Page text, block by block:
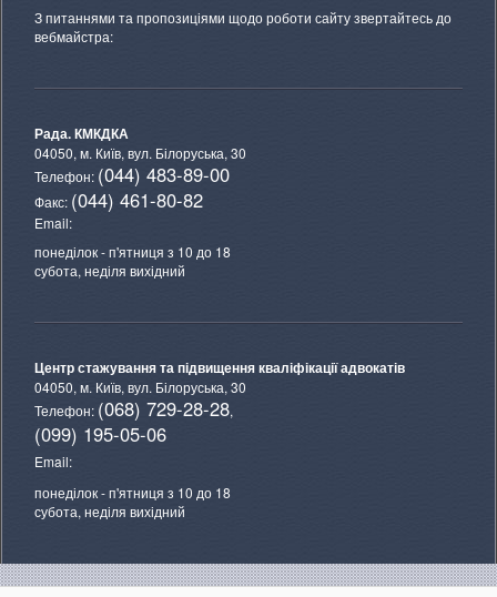
З питаннями та пропозиціями щодо роботи сайту звертайтесь до
вебмайстра:
Рада. КМКДКА
04050, м. Київ, вул. Білоруська, 30
Телефон: (044) 483-89-00
Факс: (044) 461-80-82
Email:
понеділок - п'ятниця з 10 до 18
субота, неділя вихідний
Центр стажування та підвищення кваліфікації адвокатів
04050, м. Київ, вул. Білоруська, 30
Телефон: (068) 729-28-28,
(099) 195-05-06
Email:
понеділок - п'ятниця з 10 до 18
субота, неділя вихідний